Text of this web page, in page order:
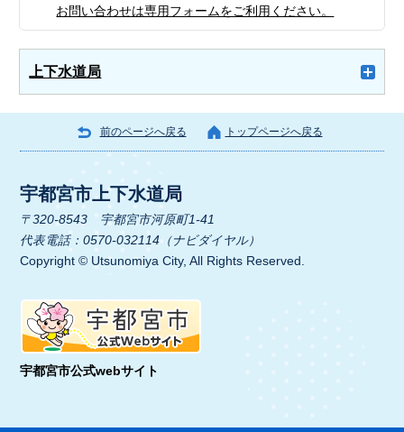
お問い合わせは専用フォームをご利用ください。
上下水道局
前のページへ戻る トップページへ戻る
宇都宮市上下水道局
〒320-8543 宇都宮市河原町1-41
代表電話：0570-032114（ナビダイヤル）
Copyright © Utsunomiya City, All Rights Reserved.
宇都宮市公式webサイト